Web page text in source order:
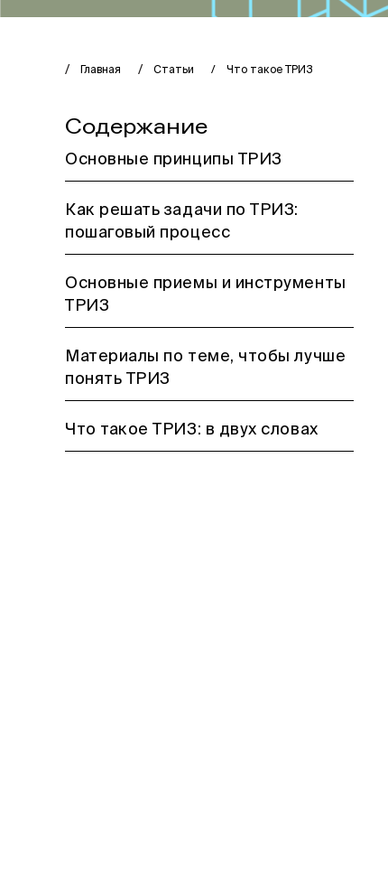
Главная Статьи Что такое ТРИЗ
Содержание
Основные принципы ТРИЗ
Как решать задачи по ТРИЗ:
пошаговый процесс
Основные приемы и инструменты
ТРИЗ
Материалы по теме, чтобы лучше
понять ТРИЗ
Что такое ТРИЗ: в двух словах